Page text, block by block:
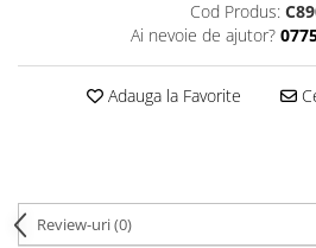
Cod Produs:
Ai nevoie de ajutor?
Adauga la Favorite
Review-uri(0)